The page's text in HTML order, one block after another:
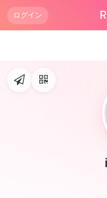
ログイン